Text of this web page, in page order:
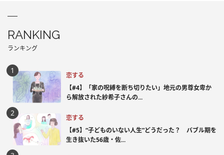
RANKING
ランキング
恋する
【#4】「家の呪縛を断ち切りたい」地元の男尊女卑か
ら解放された紗希子さんの...
恋する
【#5】“子どものいない人生”どうだった？ バブル期を
生き抜いた56歳・佐...